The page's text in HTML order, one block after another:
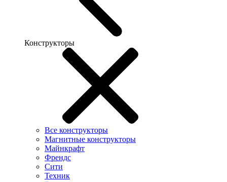
Конструкторы
Все конструкторы
Магнитные конструкторы
Майнкрафт
Френдс
Сити
Техник